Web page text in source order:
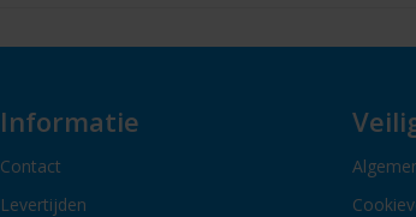
Informatie
Contact
Levertijden